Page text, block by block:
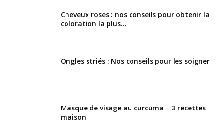
Cheveux roses : nos conseils pour obtenir la
coloration la plus...
Ongles striés : Nos conseils pour les soigner
Masque de visage au curcuma – 3 recettes
maison